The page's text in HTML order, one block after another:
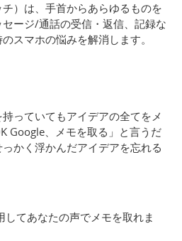
）は、手首からあらゆるものを
ージ/通話の受信・返信、記録な
スマホの悩みを解消します。
っていてもアイデアの全てをメ
Google、メモを取る」と言うだ
かく浮かんだアイデアを忘れる
てあなたの声でメモを取れま